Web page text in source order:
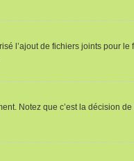
l’ajout de fichiers joints pour
Notez que c’est la décision